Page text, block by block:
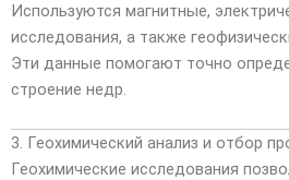
Используются магнитные,
исследования, а также
Эти данные помогают точно
строение недр.
3. Геохимический анализ и отбор
Геохимические исследования